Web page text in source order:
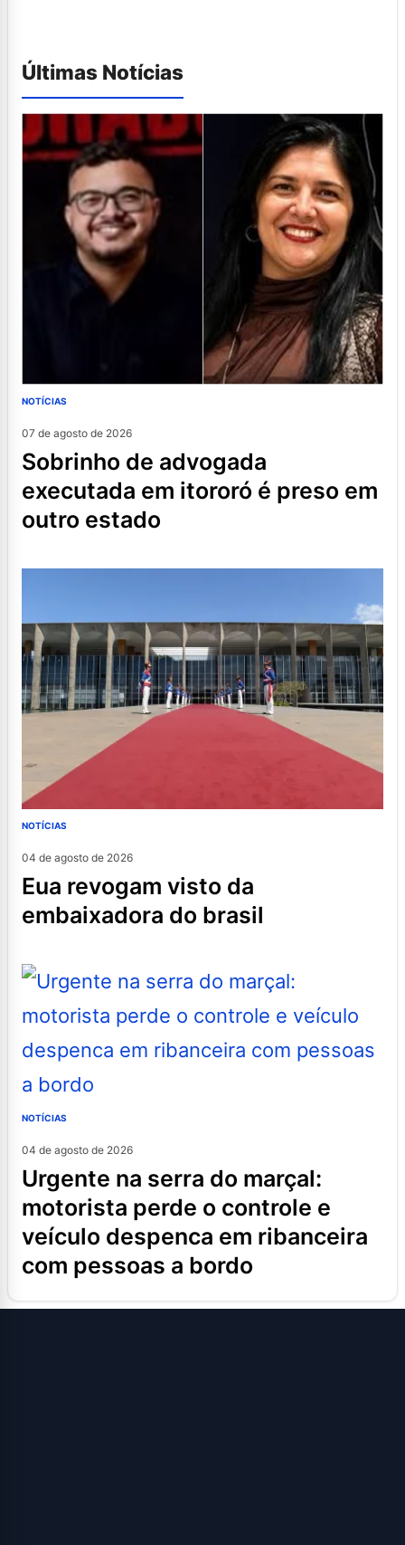
Últimas Notícias
NOTÍCIAS
07 de agosto de 2026
sobrinho de advogada
executada em itororó é preso em
outro estado
NOTÍCIAS
04 de agosto de 2026
eua revogam visto da
embaixadora do brasil
NOTÍCIAS
04 de agosto de 2026
urgente na serra do marçal:
motorista perde o controle e
veículo despenca em ribanceira
com pessoas a bordo